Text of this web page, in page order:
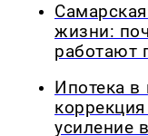
жизни:
работают
Ипотека в
усиление